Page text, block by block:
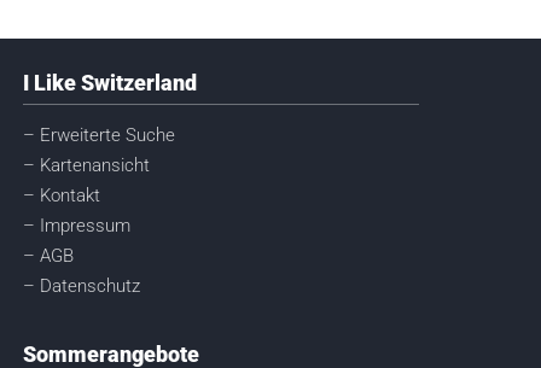
I Like Switzerland
– Erweiterte Suche
– Kartenansicht
– Kontakt
– Impressum
– AGB
– Datenschutz
Sommerangebote